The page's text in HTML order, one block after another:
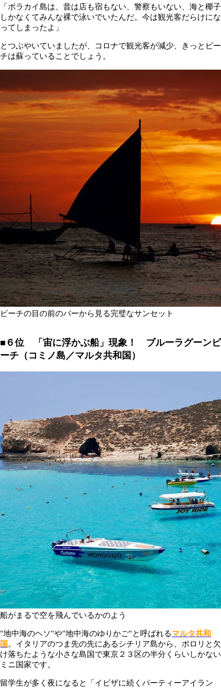
「ボラカイ島は、昔は店も宿もない、警察もいない、海と椰子
しかなくてみんな裸で泳いでいたんだ。今は観光客だらけにな
ってしまったよ」
とつぶやいていましたが、コロナで観光客が減少、きっとビー
チは蘇っていることでしょう。
ビーチの目の前のバーから見る完璧なサンセット
■６位 「宙に浮かぶ船」現象！ ブルーラグーンビ
ーチ（コミノ島／マルタ共和国）
船がまるで空を飛んでいるかのよう
"地中海のヘソ"や"地中海のゆりかご"と呼ばれるマルタ共和
国 。イタリアのつま先の先にあるシチリア島から、ポロリと欠
け落ちたような小さな島国で東京２３区の半分くらいしかない
ミニ国家です。
留学生が多く夜になると「イビザに続くパーティーアイラン